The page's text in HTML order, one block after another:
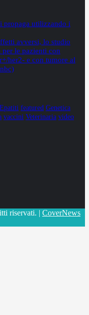
propaga utilizzando i
avversi, lo studio
le pazienti con
her2- e con tumore al
Epatiti featured Genetica
vaccini Veterinaria video
riservati. | CoverNews